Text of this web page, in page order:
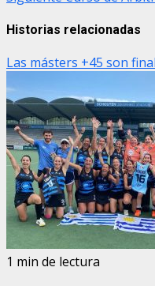
Historias relacionadas
Las másters +45 son
1 min de lectura